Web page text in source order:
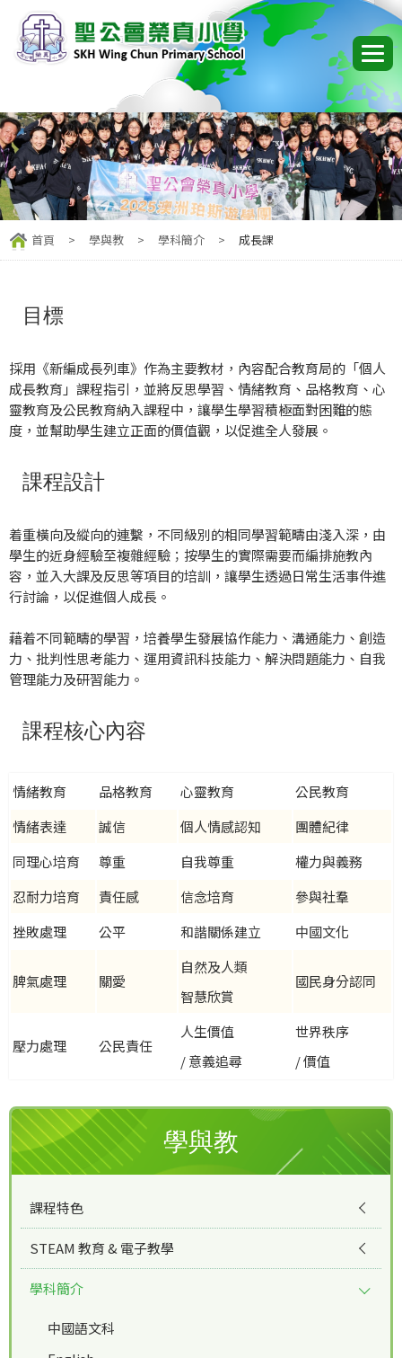
首頁 > 學與教 > 學科簡介 > 成長課
目標
採用《新編成長列車》作為主要教材，內容配合教育局的「個人
成長教育」課程指引，並將反思學習、情緒教育、品格教育、心
靈教育及公民教育納入課程中，讓學生學習積極面對困難的態
度，並幫助學生建立正面的價值觀，以促進全人發展。
課程設計
着重橫向及縱向的連繫，不同級別的相同學習範疇由淺入深，由
學生的近身經驗至複雜經驗；按學生的實際需要而編排施教內
容，並入大課及反思等項目的培訓，讓學生透過日常生活事件進
行討論，以促進個人成長。
藉着不同範疇的學習，培養學生發展協作能力、溝通能力、創造
力、批判性思考能力、運用資訊科技能力、解決問題能力、自我
管理能力及研習能力。
課程核心內容
情緒教育 品格教育 心靈教育
公民教育
情緒表達
誠信 個人情感認知
團體紀律
同理心培育
尊重 自我尊重
權力與義務
忍耐力培育
責任感 信念培育
參與社羣
挫敗處理
公平 和諧關係建立 中國文化
脾氣處理 關愛
自然及人類
智慧欣賞
國民身分認同
壓力處理 公民責任
人生價值
/ 意義追尋
世界秩序
/ 價值
學與教
課程特色
STEAM 教育 & 電子教學
學科簡介
中國語文科